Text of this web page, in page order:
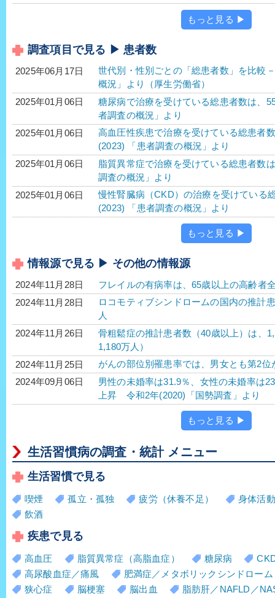
もっと見る ▶
調査項目で見る ▶ 患者数
2025年06月17日
世代別・性別ごとの「総患者数」を比較
概況」より（厚生労働省）
2025年01月06日
糖尿病で治療を受けている総患者数は
者調査の概況」より
2025年01月06日
高血圧性疾患で治療を受けている総患者
(2023) 「患者調査の概況」より
2025年01月06日
脂質異常症で治療を受けている総患者数
調査の概況」より
2025年01月06日
慢性腎臓病（CKD）の治療を受けてい
(2023) 「患者調査の概況」より
もっと見る ▶
情報源で見る ▶ その他の情報源
2024年11月28日
フレイルの有病率は、65歳以上の高齢者
2024年11月28日
ロコモティブシンドロームの国内の推計
人
2024年11月26日
骨粗鬆症の推計患者数（40歳以上）は、
1,180万人）
2024年11月25日
がんの部位別罹患率では、男女とも第2
2024年09月06日
男性の未婚率は31.9％、女性の未婚率は
上昇 令和2年(2020)「国勢調査」より
もっと見る ▶
生活習慣病の調査・統計 メニュー
生活習慣で見る
喫煙 孤立・孤独 疲労（休養不足）
身体活
飲酒
疾患で見る
高血圧 脂質異常症（高脂血症） 糖尿病
高尿酸血症／痛風
肥満症／メタボリックシンドローム
狭心症
脳梗塞 脳出血
脂肪肝／NAFLD／